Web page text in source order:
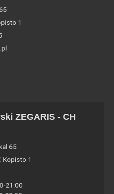
1
ZEGARIS - CH
65
Kopisto 1
21:00